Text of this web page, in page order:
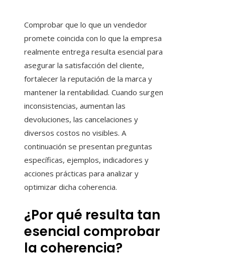
Comprobar que lo que un vendedor
promete coincida con lo que la empresa
realmente entrega resulta esencial para
asegurar la satisfacción del cliente,
fortalecer la reputación de la marca y
mantener la rentabilidad. Cuando surgen
inconsistencias, aumentan las
devoluciones, las cancelaciones y
diversos costos no visibles. A
continuación se presentan preguntas
específicas, ejemplos, indicadores y
acciones prácticas para analizar y
optimizar dicha coherencia.
¿Por qué resulta tan
esencial comprobar
la coherencia?